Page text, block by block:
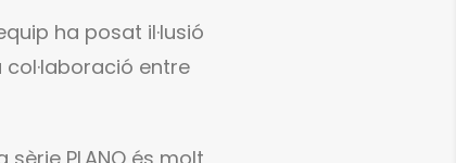
ha posat il·lusió
entre